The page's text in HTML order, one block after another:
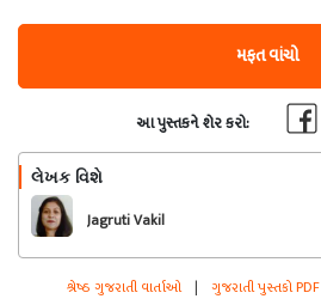
મફત વાંચો
આ પુસ્તકને શેર કરો:
લેખક વિશે
Jagruti Vakil
શ્રેષ્ઠ ગુજરાતી વાર્તાઓ | ગુજરાતી પુસ્તકો PDF